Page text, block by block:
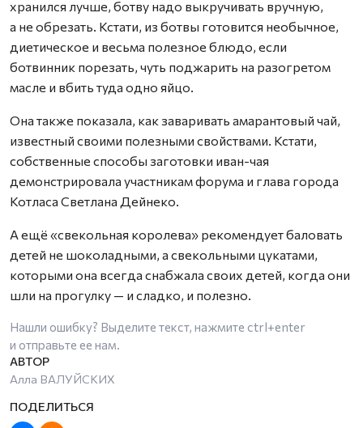
хранился лучше, ботву надо выкручивать вручную,
а не обрезать. Кстати, из ботвы готовится необычное,
диетическое и весьма полезное блюдо, если
ботвинник порезать, чуть поджарить на разогретом
масле и вбить туда одно яйцо.
Она также показала, как заваривать амарантовый чай,
известный своими полезными свойствами. Кстати,
собственные способы заготовки иван-чая
демонстрировала участникам форума и глава города
Котласа Светлана Дейнеко.
А ещё «свекольная королева» рекомендует баловать
детей не шоколадными, а свекольными цукатами,
которыми она всегда снабжала своих детей, когда они
шли на прогулку — и сладко, и полезно.
Нашли ошибку? Выделите текст, нажмите ctrl+enter
и отправьте ее нам.
Алла ВАЛУЙСКИХ